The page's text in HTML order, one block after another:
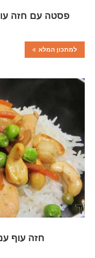
פסטה עם חזה
למתכון המלא
חזה עוף